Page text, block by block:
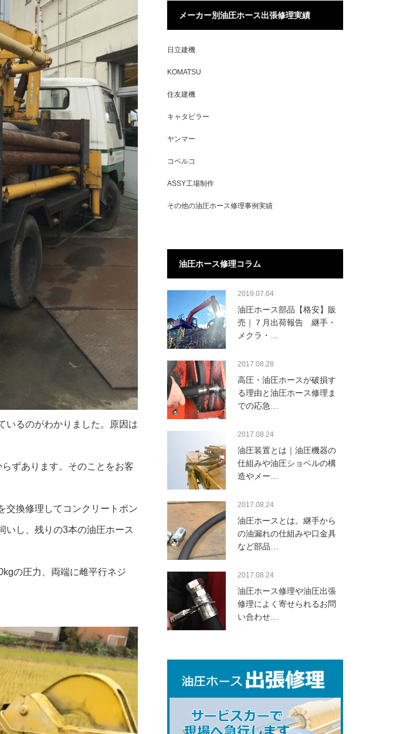
いるのがわかりました。原因は
ずあります。そのことをお客
交換修理してコンクリートポン
いし、残りの3本の油圧ホース
の圧力、両端に雌平行ネジ
メーカー別油圧ホース出張修理実績
日立建機
KOMATSU
住友建機
キャタピラー
ヤンマー
コベルコ
ASSY工場制作
その他の油圧ホース修理事例実績
油圧ホース修理コラム
2019.07.04
油圧ホース部品【格安】販
売｜７月出荷報告 継手・
メクラ・…
2017.08.28
高圧・油圧ホースが破損す
る理由と油圧ホース修理ま
での応急…
2017.08.24
油圧装置とは｜油圧機器の
仕組みや油圧ショベルの構
造やメー…
2017.08.24
油圧ホースとは。継手から
の油漏れの仕組みや口金具
など部品…
2017.08.24
油圧ホース修理や油圧出張
修理によく寄せられるお問
い合わせ…